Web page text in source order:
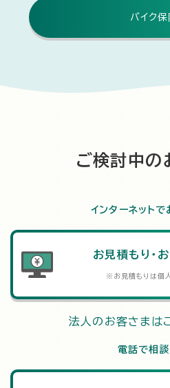
バイク保
ご検討中の
インターネット
お見積もり・
※お見積もりは個
法人のお客さまは
電話で相